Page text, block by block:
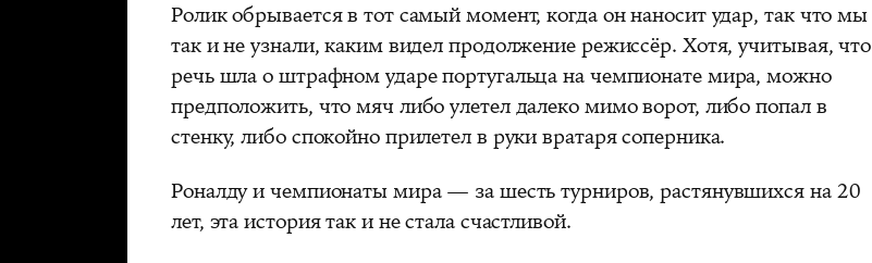
Ролик обрывается в тот самый момент, когда он наносит удар, так что мы
так и не узнали, каким видел продолжение режиссёр. Хотя, учитывая, что
речь шла о штрафном ударе португальца на чемпионате мира, можно
предположить, что мяч либо улетел далеко мимо ворот, либо попал в
стенку, либо спокойно прилетел в руки вратаря соперника.
Роналду и чемпионаты мира — за шесть турниров, растянувшихся на 20
лет, эта история так и не стала счастливой.